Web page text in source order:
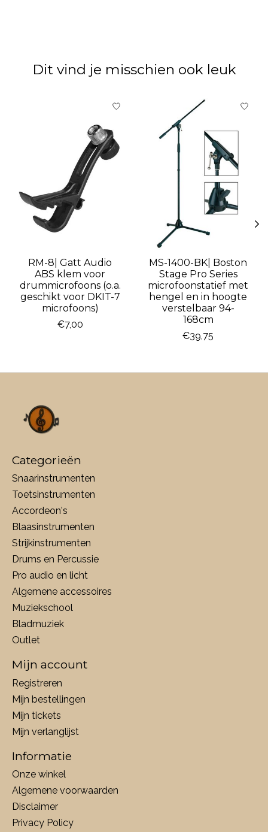
Dit vind je misschien ook leuk
Items van productcarrousel
RM-8| Gatt Audio
ABS klem voor
drummicrofoons (o.a.
geschikt voor DKIT-7
microfoons)
€7,00
MS-1400-BK| Boston
Stage Pro Series
microfoonstatief met
hengel en in hoogte
verstelbaar 94-
168cm
€39,75
Categorieën
Snaarinstrumenten
Toetsinstrumenten
Accordeon's
Blaasinstrumenten
Strijkinstrumenten
Drums en Percussie
Pro audio en licht
Algemene accessoires
Muziekschool
Bladmuziek
Outlet
Mijn account
Registreren
Mijn bestellingen
Mijn tickets
Mijn verlanglijst
Informatie
Onze winkel
Algemene voorwaarden
Disclaimer
Privacy Policy